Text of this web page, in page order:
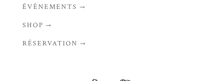
ÉVÈNEMENTS →
SHOP →
RÉSERVATION →